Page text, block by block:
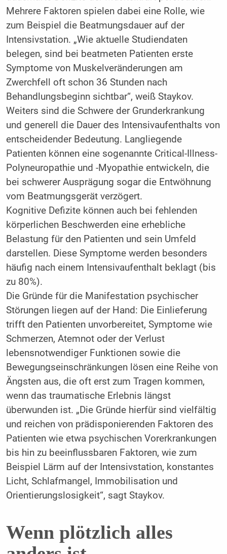
Mehrere Faktoren spielen dabei eine Rolle, wie
zum Beispiel die Beatmungsdauer auf der
Intensivstation. „Wie aktuelle Studiendaten
belegen, sind bei beatmeten Patienten erste
Symptome von Muskelveränderungen am
Zwerchfell oft schon 36 Stunden nach
Behandlungsbeginn sichtbar“, weiß Staykov.
Weiters sind die Schwere der Grunderkrankung
und generell die Dauer des Intensivaufenthalts von
entscheidender Bedeutung. Langliegende
Patienten können eine sogenannte Critical-Illness-
Polyneuropathie und -Myopathie entwickeln, die
bei schwerer Ausprägung sogar die Entwöhnung
vom Beatmungsgerät verzögert.
Kognitive Defizite können auch bei fehlenden
körperlichen Beschwerden eine erhebliche
Belastung für den Patienten und sein Umfeld
darstellen. Diese Symptome werden besonders
häufig nach einem Intensivaufenthalt beklagt (bis
zu 80%).
Die Gründe für die Manifestation psychischer
Störungen liegen auf der Hand: Die Einlieferung
trifft den Patienten unvorbereitet, Symptome wie
Schmerzen, Atemnot oder der Verlust
lebensnotwendiger Funktionen sowie die
Bewegungseinschränkungen lösen eine Reihe von
Ängsten aus, die oft erst zum Tragen kommen,
wenn das traumatische Erlebnis längst
überwunden ist. „Die Gründe hierfür sind vielfältig
und reichen von prädisponierenden Faktoren des
Patienten wie etwa psychischen Vorerkrankungen
bis hin zu beeinflussbaren Faktoren, wie zum
Beispiel Lärm auf der Intensivstation, konstantes
Licht, Schlafmangel, Immobilisation und
Orientierungslosigkeit“, sagt Staykov.
Wenn plötzlich alles